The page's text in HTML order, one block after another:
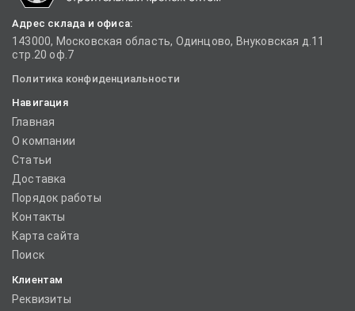
Адрес склада и офиса:
143000, Московская область, Одинцово, Внуковская д.11
стр.20 оф.7
Политика конфиденциальности
Навигация
Главная
О компании
Статьи
Доставка
Порядок работы
Контакты
Карта сайта
Поиск
Клиентам
Реквизиты